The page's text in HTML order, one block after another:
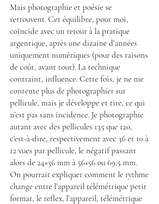
Mais photographie et poésie se
retrouvent. Cet équilibre, pour moi,
coïncide avec un retour à la pratique
argentique, après une dizaine d’années
uniquement numériques (pour des raisons
de coût, avant tout). La technique
contraint, influence. Cette fois, je ne me
contente plus de photographier sur
pellicule, mais je développe et tire, ce qui
n’est pas sans incidence. Je photographie
autant avec des pellicules 135 que 120,
c’est-à-dire, respectivement avec 36 et 10 à
12 vues par pellicule, le négatif passant
alors de 24×36 mm à 56×56 ou 69,5 mm.
On pourrait expliquer comment le rythme
change entre l’appareil télémétrique petit
format, le reflex, l’appareil, télémétrique